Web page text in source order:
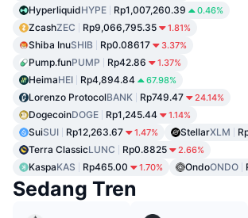
HyperliquidHYPE Rp1,007,260.39 0.46%
ZcashZEC Rp9,066,795.35 1.81%
Shiba InuSHIB Rp0.08617 3.37%
Pump.funPUMP Rp42.86 1.37%
HeimaHEI Rp4,894.84 67.98%
Lorenzo ProtocolBANK Rp749.47 24.14%
DogecoinDOGE Rp1,245.44 1.14%
SuiSUI Rp12,263.67 1.47% StellarXLM
Terra ClassicLUNC Rp0.8825 2.66%
KaspaKAS Rp465.00 1.70% OndoONDO
Sedang Tren